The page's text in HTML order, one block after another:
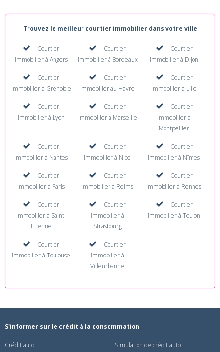
Trouvez le meilleur courtier immobilier dans votre ville
Courtier
immobilier à Angers
Courtier
immobilier à Bordeaux
Courtier
immobilier à Dijon
Courtier
immobilier à Grenoble
Courtier
immobilier au Havre
Courtier
immobilier à Lille
Courtier
immobilier à Lyon
Courtier
immobilier à Marseille
Courtier
immobilier à
Montpellier
Courtier
immobilier à Nantes
Courtier
immobilier à Nice
Courtier
immobilier à Nîmes
Courtier
immobilier à Paris
Courtier
immobilier à Reims
Courtier
immobilier à Rennes
Courtier
immobilier à Saint-
Etienne
Courtier
immobilier à
Strasbourg
Courtier
immobilier à Toulon
Courtier
immobilier à Toulouse
Courtier
immobilier à
Villeurbanne
S'informer sur le crédit à la consommation
Crédit auto
Simulation de crédit auto